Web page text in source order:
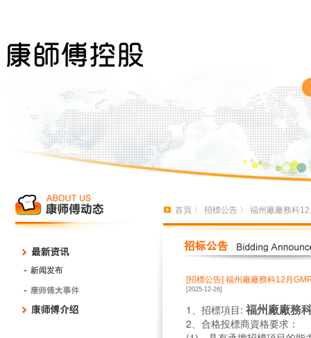
首頁 〉 招標公告 〉 福州廠廠務科
[招標公告] 福州廠廠務科12月
[2025-12-26]
1、招標項目: 福州廠廠務
2、合格投標商資格要求：